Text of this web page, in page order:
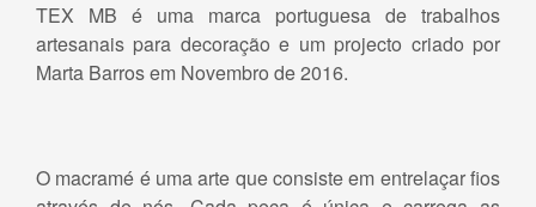
TEX MB é uma marca portuguesa de trabalhos
artesanais para decoração e um projecto criado por
Marta Barros em Novembro de 2016.
O macramé é uma arte que consiste em entrelaçar fios